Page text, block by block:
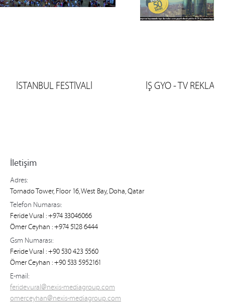
İSTANBUL FESTİVALİ İŞ GYO - TV
İletişim
Adres:
Tornado Tower, Floor 16, West Bay, Doha, Qatar
Telefon Numarası:
Feride Vural : +974 33046066
Ömer Ceyhan : +974 5128 6444
Gsm Numarası:
Feride Vural : +90 530 423 5560
Ömer Ceyhan : +90 533 5952161
E-mail:
feridevural@nexis-mediagroup.com
omerceyhan@nexis-mediagroup.com